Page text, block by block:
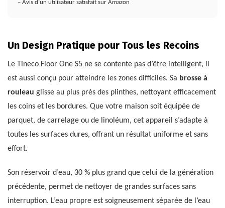
– Avis d’un utilisateur satisfait sur Amazon
Un Design Pratique pour Tous les Recoins
Le Tineco Floor One S5 ne se contente pas d’être intelligent, il
est aussi conçu pour atteindre les zones difficiles. Sa brosse à
rouleau glisse au plus près des plinthes, nettoyant efficacement
les coins et les bordures. Que votre maison soit équipée de
parquet, de carrelage ou de linoléum, cet appareil s’adapte à
toutes les surfaces dures, offrant un résultat uniforme et sans
effort.
Son réservoir d’eau, 30 % plus grand que celui de la génération
précédente, permet de nettoyer de grandes surfaces sans
interruption. L’eau propre est soigneusement séparée de l’eau